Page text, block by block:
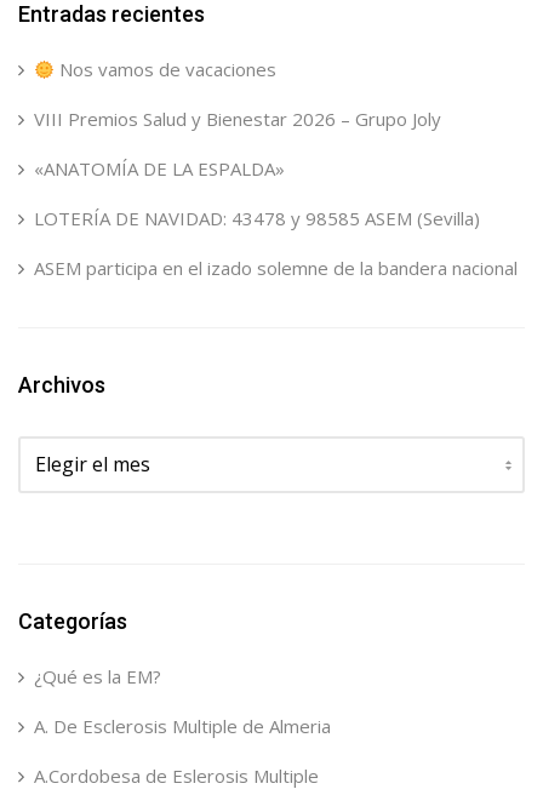
Entradas recientes
Nos vamos de vacaciones
VIII Premios Salud y Bienestar 2026 – Grupo Joly
«ANATOMÍA DE LA ESPALDA»
LOTERÍA DE NAVIDAD: 43478 y 98585 ASEM (Sevilla)
ASEM participa en el izado solemne de la bandera nacional
Archivos
Archivos
Categorías
¿Qué es la EM?
A. De Esclerosis Multiple de Almeria
A.Cordobesa de Eslerosis Multiple